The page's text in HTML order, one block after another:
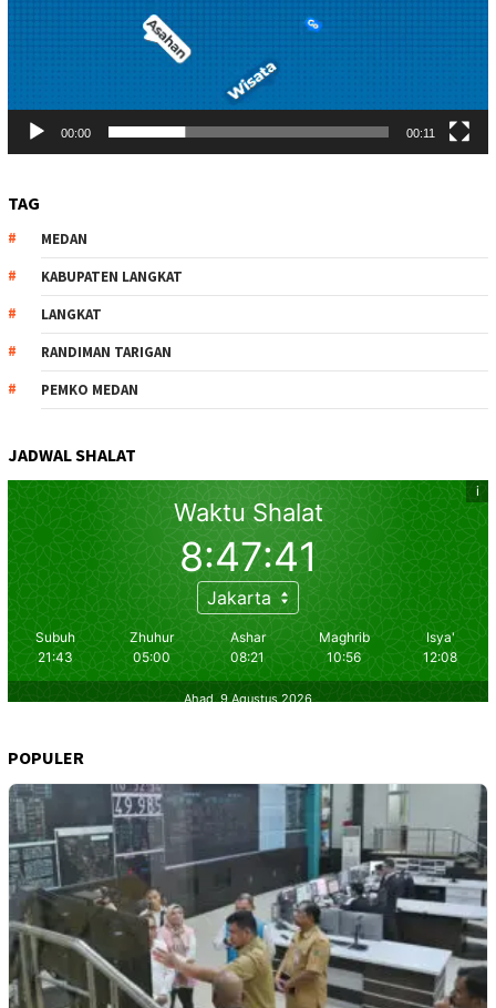
00:00 00:11
TAG
MEDAN
KABUPATEN LANGKAT
LANGKAT
RANDIMAN TARIGAN
PEMKO MEDAN
JADWAL SHALAT
POPULER